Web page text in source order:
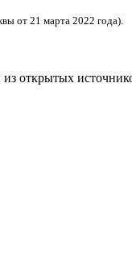
от 21 марта 2022 года).
открытых